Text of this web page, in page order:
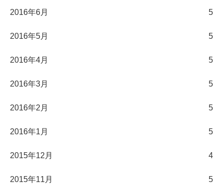
2016年6月 5
2016年5月 5
2016年4月 5
2016年3月 5
2016年2月 5
2016年1月 5
2015年12月 4
2015年11月 5